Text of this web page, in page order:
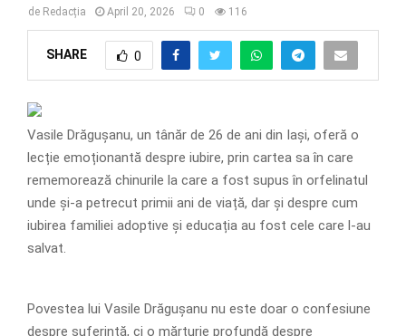
de Redacția April 20, 2026 0 116
SHARE 0
Vasile Drăgușanu, un tânăr de 26 de ani din Iași, oferă o
lecție emoționantă despre iubire, prin cartea sa în care
rememorează chinurile la care a fost supus în orfelinatul
unde și-a petrecut primii ani de viață, dar și despre cum
iubirea familiei adoptive și educația au fost cele care l-au
salvat.
Povestea lui Vasile Drăgușanu nu este doar o confesiune
despre suferință, ci o mărturie profundă despre